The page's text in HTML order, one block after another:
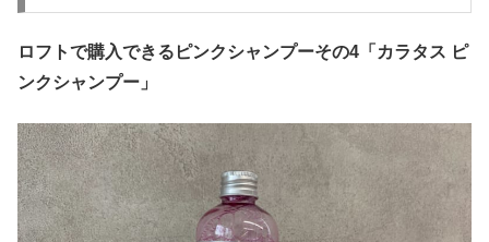
ロフトで購入できるピンクシャンプーその4「カラタス ピ
ンクシャンプー」